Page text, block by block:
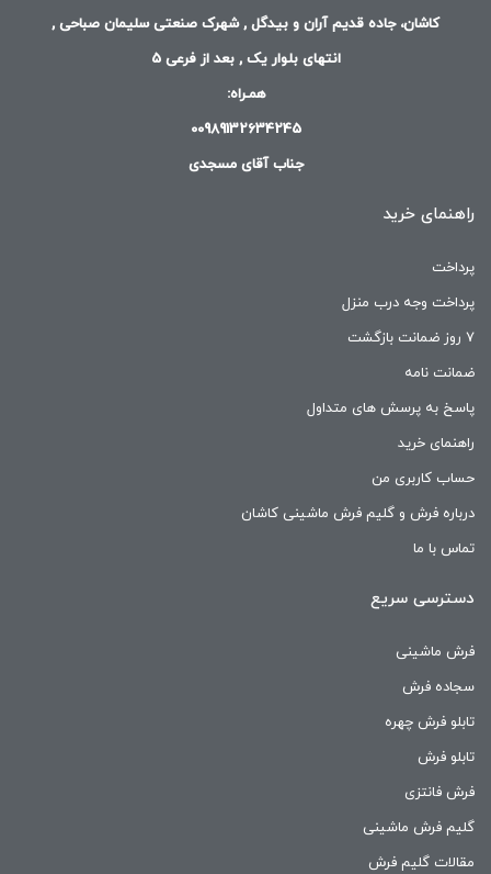
کاشان، جاده قدیم آران و بیدگل , شهرک صنعتی سلیمان صباحی ,
انتهای بلوار یک , بعد از فرعی 5
همـراه:
00989132634245
جناب آقای مسجدی
راهنمای خرید
پرداخت
پرداخت وجه درب منزل
۷ روز ضمانت بازگشت
ضمانت نامه
پاسخ به پرسش های متداول
راهنمای خرید
حساب کاربری من
درباره فرش و گلیم فرش ماشینی کاشان
تماس با ما
دسترسی سریع
فرش ماشینی
سجاده فرش
تابلو فرش چهره
تابلو فرش
فرش فانتزی
گلیم فرش ماشینی
مقالات گلیم فرش